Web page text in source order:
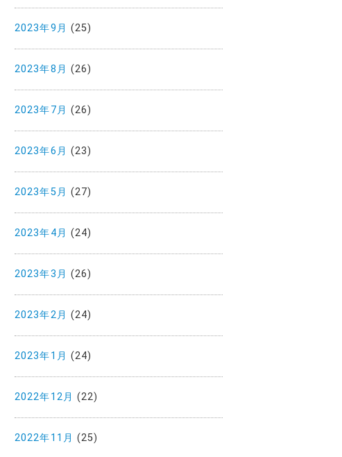
2023年9月 (25)
2023年8月 (26)
2023年7月 (26)
2023年6月 (23)
2023年5月 (27)
2023年4月 (24)
2023年3月 (26)
2023年2月 (24)
2023年1月 (24)
2022年12月 (22)
2022年11月 (25)